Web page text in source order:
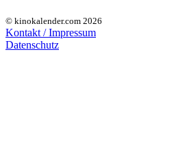
© kinokalender.com 2026
Kontakt / Impressum
Datenschutz